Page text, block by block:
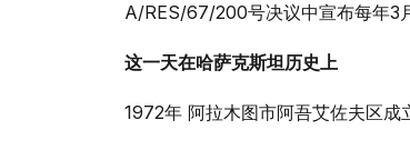
A/RES/67/200号决议中宣布每年3
这一天在哈萨克斯坦历史上
1972年 阿拉木图市阿吾艾佐夫区成